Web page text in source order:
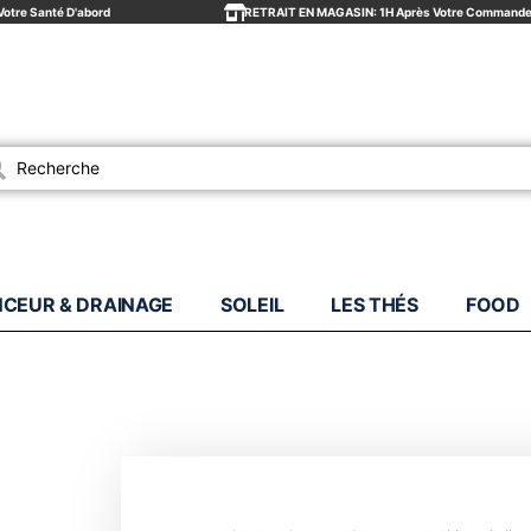
Santé D'abord RETRAIT EN MAGASIN: 1H Après Votre
& DRAINAGE SOLEIL LES THÉS FOOD